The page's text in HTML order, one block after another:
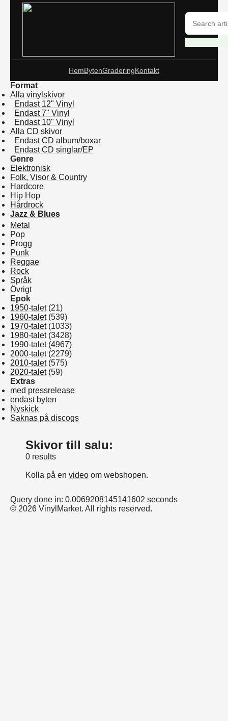
HemBytenGraderingKontakt
Format
Alla vinylskivor
Endast 12" Vinyl
Endast 7" Vinyl
Endast 10" Vinyl
Alla CD skivor
Endast CD album/boxar
Endast CD singlar/EP
Genre
Elektronisk
Folk, Visor & Country
Hardcore
Hip Hop
Hårdrock
Jazz & Blues
Metal
Pop
Progg
Punk
Reggae
Rock
Språk
Övrigt
Epok
1950-talet(21)
1960-talet(539)
1970-talet(1033)
1980-talet(3428)
1990-talet(4967)
2000-talet(2279)
2010-talet(575)
2020-talet(59)
Extras
med pressrelease
endast byten
Nyskick
Saknas på discogs
Skivor till salu:
0 results
Kolla på en video om webshopen.
Query done in: 0.0069208145141602 seconds
© 2026 VinylMarket. All rights reserved.